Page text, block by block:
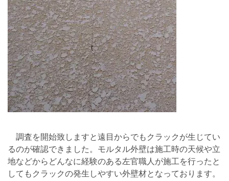
調査を開始致しますと遠目からでもクラックが生じてい
るのが確認できました。モルタル外壁は施工時の天候や立
地などからどんなに経験のある左官職人が施工を行ったと
してもクラックの発生しやすい外壁材となっております。